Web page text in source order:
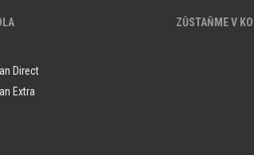
Direct
Extra
ZŮSTAŇME V